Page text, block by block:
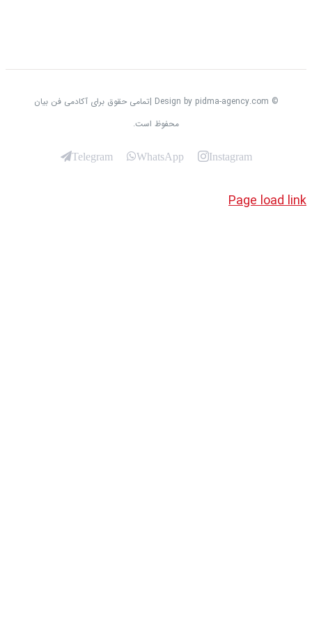
© Design by pidma-agency.com |تمامی حقوق برای آکادمی فن بیان
محفوظ است.
Instagram
WhatsApp
Telegram
Page